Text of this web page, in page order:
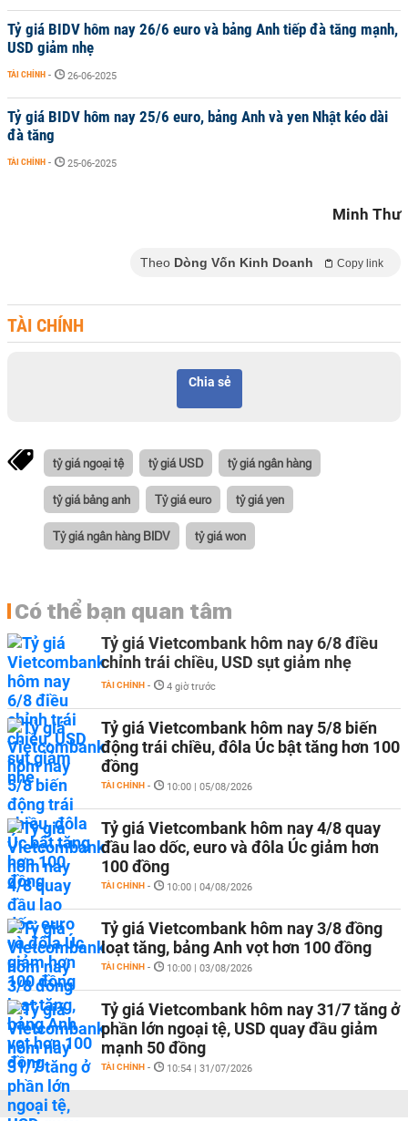
Tỷ giá BIDV hôm nay 26/6 euro và bảng Anh tiếp đà tăng mạnh,
USD giảm nhẹ
TÀI CHÍNH - 26-06-2025
Tỷ giá BIDV hôm nay 25/6 euro, bảng Anh và yen Nhật kéo dài
đà tăng
TÀI CHÍNH - 25-06-2025
Minh Thư
Theo Dòng Vốn Kinh Doanh Copy link
TÀI CHÍNH
Chia sẻ
tỷ giá ngoại tệ tỷ giá USD tỷ giá ngân hàng
tỷ giá bảng anh Tỷ giá euro tỷ giá yen
Tỷ giá ngân hàng BIDV tỷ giá won
Có thể bạn quan tâm
Tỷ giá Vietcombank hôm nay 6/8 điều
chỉnh trái chiều, USD sụt giảm nhẹ
TÀI CHÍNH - 4 giờ trước
Tỷ giá Vietcombank hôm nay 5/8 biến
động trái chiều, đôla Úc bật tăng hơn 100
đồng
TÀI CHÍNH - 10:00 | 05/08/2026
Tỷ giá Vietcombank hôm nay 4/8 quay
đầu lao dốc, euro và đôla Úc giảm hơn
100 đồng
TÀI CHÍNH - 10:00 | 04/08/2026
Tỷ giá Vietcombank hôm nay 3/8 đồng
loạt tăng, bảng Anh vọt hơn 100 đồng
TÀI CHÍNH - 10:00 | 03/08/2026
Tỷ giá Vietcombank hôm nay 31/7 tăng ở
phần lớn ngoại tệ, USD quay đầu giảm
mạnh 50 đồng
TÀI CHÍNH - 10:54 | 31/07/2026